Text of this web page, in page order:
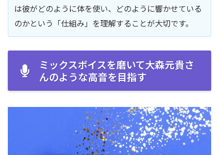
は彼がどのように体を使い、どのように響かせている
のかという「仕組み」を理解することが大切です。
ミックスボイスを磨いて大森元貴さ
んのような高音を目指す